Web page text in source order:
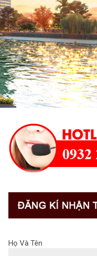
Họ Và Tên